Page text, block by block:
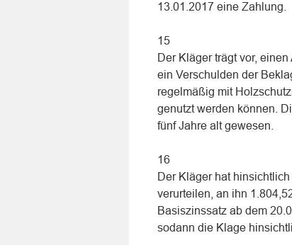
13.01.2017 eine Zahlung.
15
Der Kläger trägt vor,
ein Verschulden der
regelmäßig mit
genutzt werden können.
fünf Jahre alt gewesen.
16
Der Kläger hat
verurteilen, an ihn
Basiszinssatz ab dem
sodann die Klage